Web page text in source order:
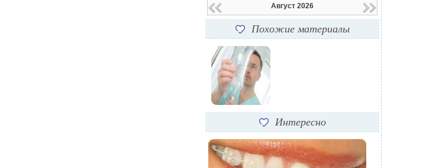
Август 2026
Похожие материалы
Интересно